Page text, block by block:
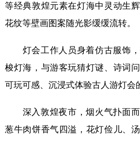
等经典敦煌元素在灯海中灵动生
花纹等壁画图案随光影缓缓流转。
灯会工作人员身着仿古服饰，
梭灯海，与游客玩猜灯谜、诗词
可玩可感、沉浸式体验古人游灯会
深入敦煌夜市，烟火气扑面而
葱牛肉饼香气四溢，花灯俭儿、